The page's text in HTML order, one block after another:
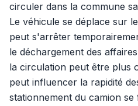
circuler dans la commune
Le véhicule se déplace sur
peut s'arrêter
le déchargement des
la circulation peut être plus
peut influencer la rapidité
stationnement du camion